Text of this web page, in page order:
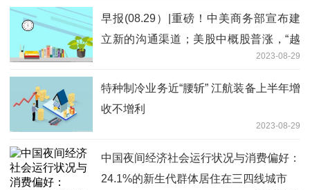
早报(08.29）|重磅！中美商务部宣布建
立新的沟通渠道；美股中概股普涨，“越
南特斯拉”再创新高；超12家上市公司终
止减持
2023-08-29
特种制冷业务近“腰斩” 江航装备上半年增
收不增利
2023-08-29
中国夜间经济社会运行状况与消费偏好：
24.1%的新生代群体居住在三四线城市